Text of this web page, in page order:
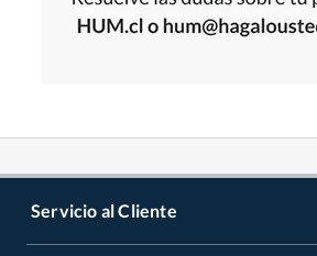
Servicio al Cliente